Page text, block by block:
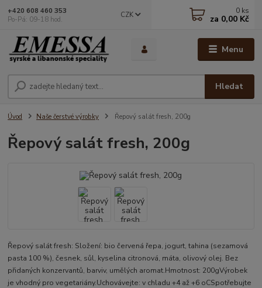
Menu
CZK
Hledat
+420 608 460 353
Po-Pá: 09-18 hod.
0 ks
za 0,00 Kč
Úvod Naše čerstvé výrobky Řepový salát fresh, 200g
Řepový salát fresh, 200g
Řepový salát fresh: Složení: bio červená řepa, jogurt, tahina (sezamová
pasta 100 %), česnek, sůl, kyselina citronová, máta, olivový olej. Bez
přidaných konzervantů, barviv, umělých aromat.Hmotnost: 200gVýrobek
je vhodný pro vegetariány.Uchovávejte: v chladu +4 až +6 oCSpotřebujte